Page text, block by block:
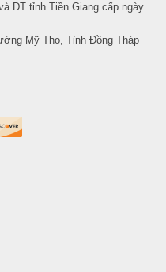
ĐT tỉnh Tiền Giang cấp ngày
Mỹ Tho, Tỉnh Đồng Tháp